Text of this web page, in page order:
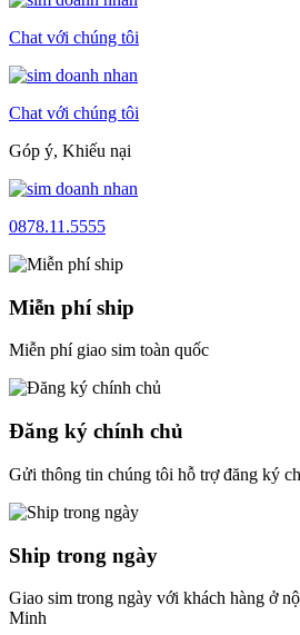
Chat với chúng tôi
Chat với chúng tôi
Góp ý, Khiếu nại
0878.11.5555
Miễn phí ship
Miễn phí giao sim toàn quốc
Đăng ký chính chủ
Gửi thông tin chúng tôi hỗ trợ đăng ký
Ship trong ngày
Giao sim trong ngày với khách hàng ở
Minh